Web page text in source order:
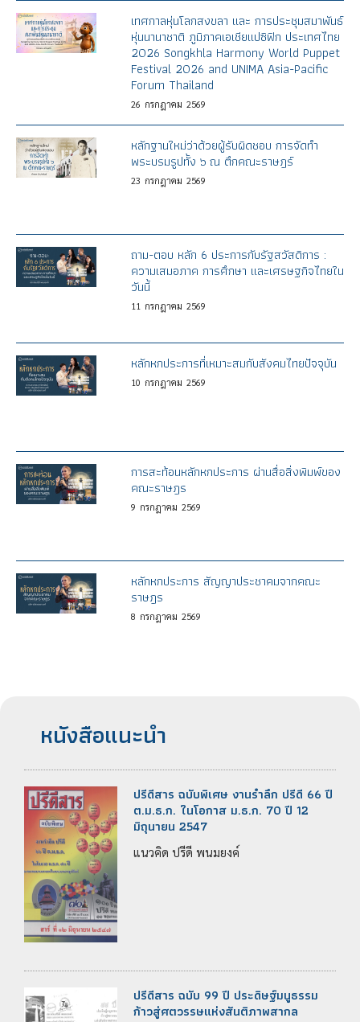
เทศกาลหุ่นโลกสงขลา และ การประชุมสมาพันธ์
หุ่นนานาชาติ ภูมิภาคเอเชียแปซิฟิก ประเทศไทย
2026 Songkhla Harmony World Puppet
Festival 2026 and UNIMA Asia-Pacific
Forum Thailand
26 กรกฎาคม 2569
หลักฐานใหม่ว่าด้วยผู้รับผิดชอบ การจัดทำ
พระบรมรูปทั้ง ๖ ณ ตึกคณะราษฎร์
23 กรกฎาคม 2569
ถาม-ตอบ หลัก 6 ประการกับรัฐสวัสดิการ :
ความเสมอภาค การศึกษา และเศรษฐกิจไทยใน
วันนี้
11 กรกฎาคม 2569
หลักหกประการที่เหมาะสมกับสังคมไทยปัจจุบัน
10 กรกฎาคม 2569
การสะท้อนหลักหกประการ ผ่านสื่อสิ่งพิมพ์ของ
คณะราษฎร
9 กรกฎาคม 2569
หลักหกประการ สัญญาประชาคมจากคณะ
ราษฎร
8 กรกฎาคม 2569
หนังสือแนะนำ
ปรีดีสาร ฉบับพิเศษ งานรำลึก ปรีดี 66 ปี
ต.ม.ธ.ก. ในโอกาส ม.ธ.ก. 70 ปี 12
มิถุนายน 2547
แนวคิด ปรีดี พนมยงค์
ปรีดีสาร ฉบับ 99 ปี ประดิษฐ์มนูธรรม
ก้าวสู่ศตวรรษแห่งสันติภาพสากล